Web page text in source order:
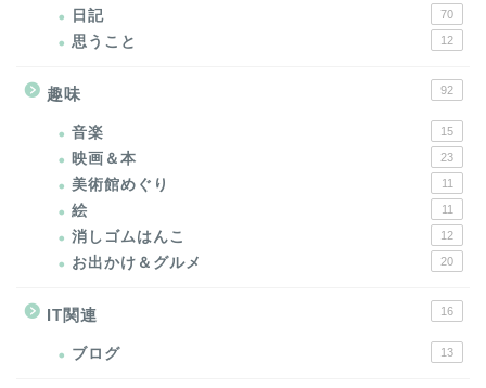
日記 70
思うこと 12
趣味 92
音楽 15
映画＆本 23
美術館めぐり 11
絵 11
消しゴムはんこ 12
お出かけ＆グルメ 20
IT関連 16
ブログ 13